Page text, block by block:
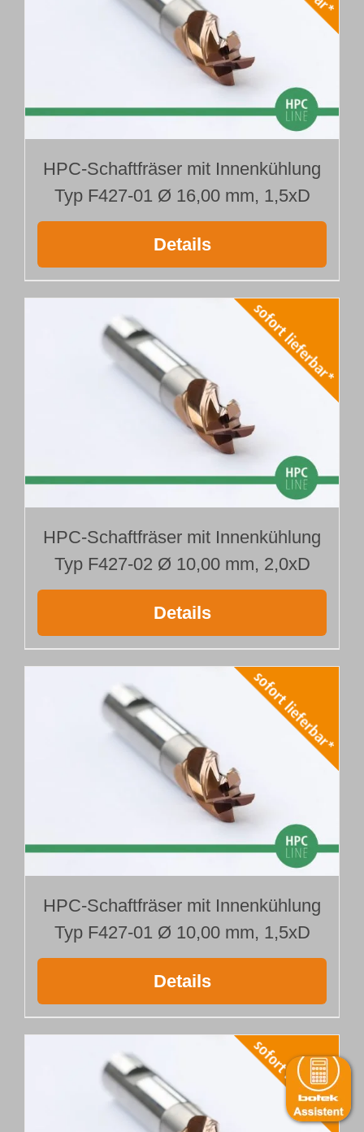
HPC-Schaftfräser mit Innenkühlung
Typ F427-01 Ø 16,00 mm, 1,5xD
Details
HPC-Schaftfräser mit Innenkühlung
Typ F427-02 Ø 10,00 mm, 2,0xD
Details
HPC-Schaftfräser mit Innenkühlung
Typ F427-01 Ø 10,00 mm, 1,5xD
Details